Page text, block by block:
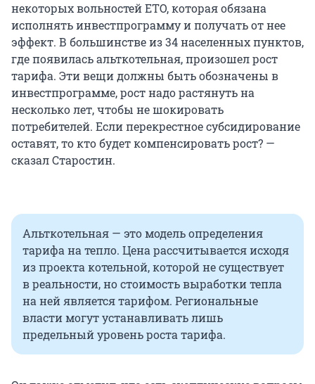
некоторых вольностей ЕТО, которая обязана
исполнять инвестпрограмму и получать от нее
эффект. В большинстве из 34 населенных пунктов,
где появилась альткотельная, произошел рост
тарифа. Эти вещи должны быть обозначены в
инвестпрограмме, рост надо растянуть на
несколько лет, чтобы не шокировать
потребителей. Если перекрестное субсидирование
оставят, то кто будет компенсировать рост? —
сказал Старостин.
Альткотельная — это модель определения
тарифа на тепло. Цена рассчитывается исходя
из проекта котельной, которой не существует
в реальности, но стоимость выработки тепла
на ней является тарифом. Региональные
власти могут устанавливать лишь
предельный уровень роста тарифа.